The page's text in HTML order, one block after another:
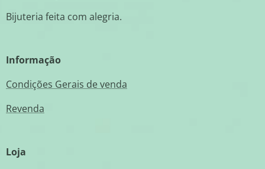
Bijuteria feita com alegria.
Informação
Condições Gerais de venda
Revenda
Loja